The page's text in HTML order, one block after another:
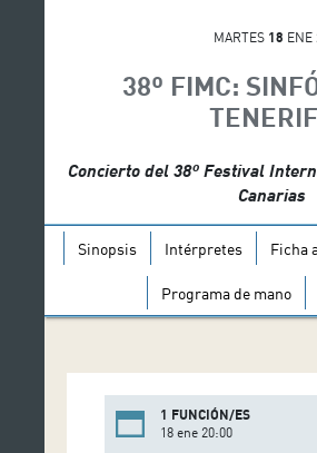
MARTES 18 ENE
38º FIMC:
Concierto del 38º Festival
Canarias
Sinopsis Intérpretes Ficha
Programa de mano
1 FUNCIÓN/ES
18 ene 20:00